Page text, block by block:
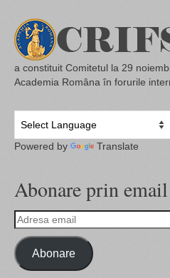
a constituit Comitetul la 29
Academia Româna în forurile
Powered by Translate
Abonare prin email
Adresa
email
Abonare